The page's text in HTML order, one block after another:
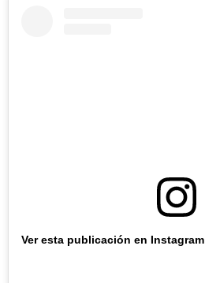
Ver esta publicación en Instagram